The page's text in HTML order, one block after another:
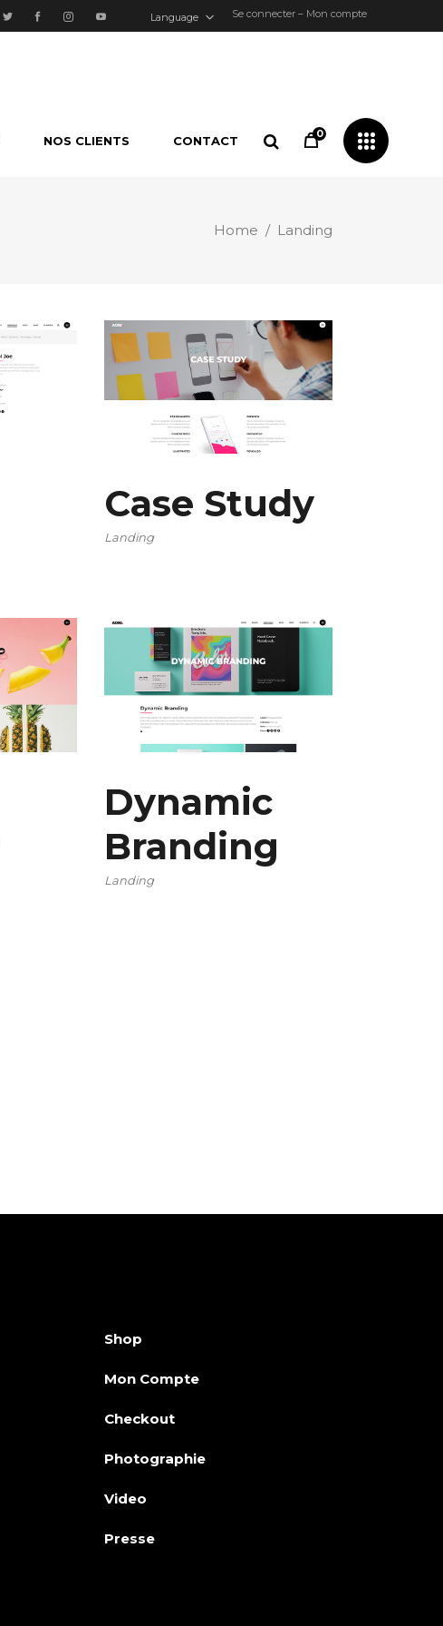
Se connecter – Mon compte
Language
NOS CLIENTS CONTACT 0
Home / Landing
Case Study
Landing
Dynamic
Branding
Landing
Shop
Mon Compte
Checkout
Photographie
Video
Presse